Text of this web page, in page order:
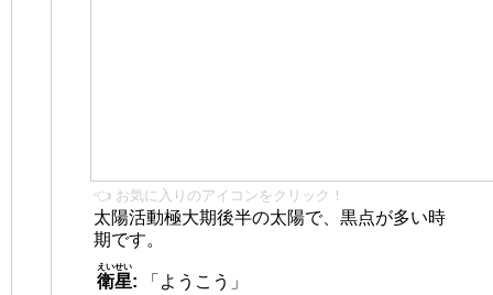
👈 お気に入りのアイコンをクリック！
太陽活動極大期後半の太陽で、黒点が多い時
期です。
衛星
えいせい
:
「ようこう」